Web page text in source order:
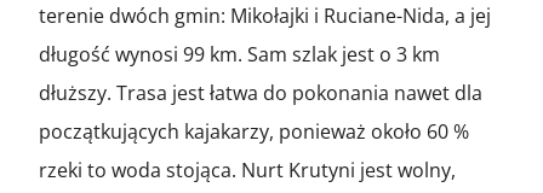
terenie dwóch gmin: Mikołajki i Ruciane-Nida, a jej
długość wynosi 99 km. Sam szlak jest o 3 km
dłuższy. Trasa jest łatwa do pokonania nawet dla
początkujących kajakarzy, ponieważ około 60 %
rzeki to woda stojąca. Nurt Krutyni jest wolny,